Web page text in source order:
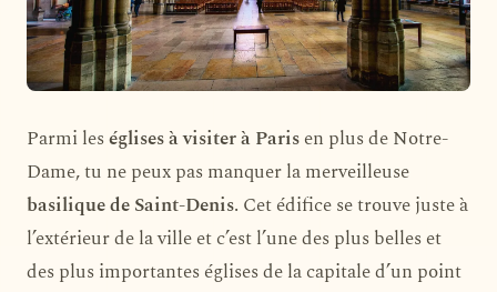
Parmi leséglises à visiter à Parisen plus de Notre-
Dame, tu ne peux pas manquer la merveilleuse
basilique de Saint-Denis. Cet édifice se trouve juste à
l’extérieur de la ville et c’est l’une des plus belles et
des plus importantes églises de la capitale d’un point